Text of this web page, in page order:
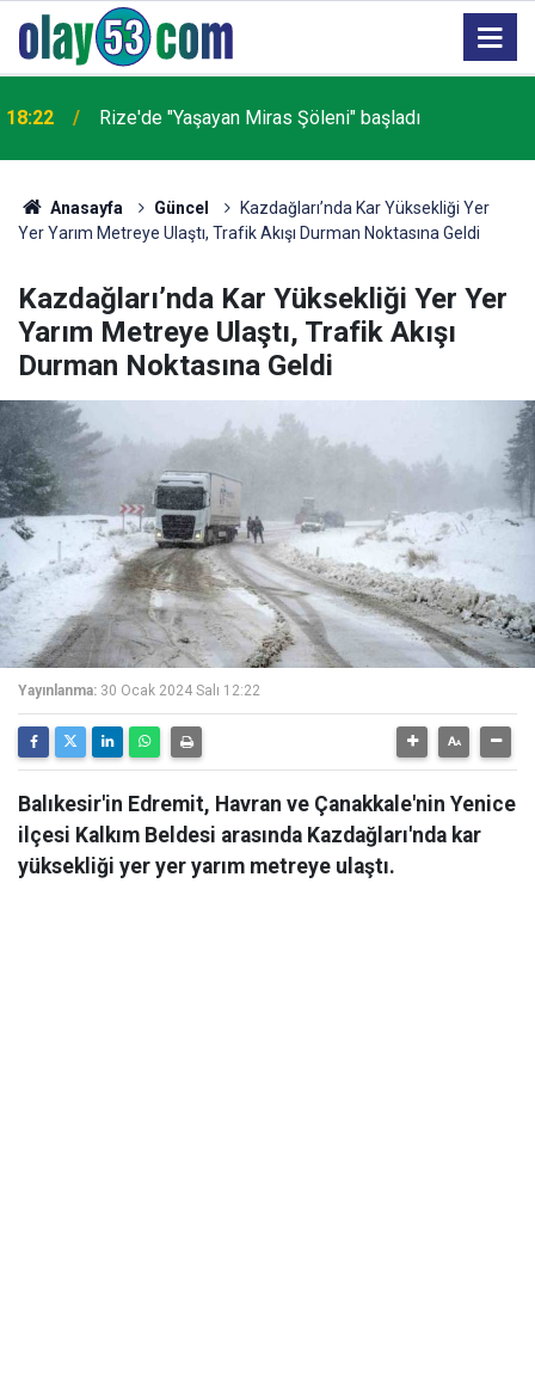
18:22 Rize'de "Yaşayan Miras Şöleni" başladı
Anasayfa Güncel
Kazdağları’nda Kar Yüksekliği Yer
Yer Yarım Metreye Ulaştı, Trafik Akışı Durman Noktasına Geldi
Kazdağları’nda Kar Yüksekliği Yer Yer
Yarım Metreye Ulaştı, Trafik Akışı
Durman Noktasına Geldi
Yayınlanma: 30 Ocak 2024 Salı 12:22
Balıkesir'in Edremit, Havran ve Çanakkale'nin Yenice
ilçesi Kalkım Beldesi arasında Kazdağları'nda kar
yüksekliği yer yer yarım metreye ulaştı.